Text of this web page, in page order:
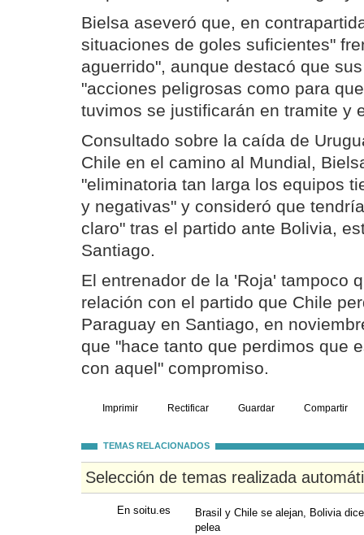
Bielsa aseveró que, en
situaciones de goles suficientes"
aguerrido", aunque destacó que
"acciones peligrosas como para
tuvimos se justificarán en tramite y
Consultado sobre la caída de
Chile en el camino al Mundial,
"eliminatoria tan larga los equipos
y negativas" y consideró que
claro" tras el partido ante Bolivia,
Santiago.
El entrenador de la 'Roja' tampoco
relación con el partido que Chile
Paraguay en Santiago, en
que "hace tanto que perdimos que
con aquel" compromiso.
Imprimir Rectificar Guardar Compartir
TEMAS RELACIONADOS
Selección de temas realizada
En soitu.es
Brasil y Chile se alejan, Bolivia
pelea